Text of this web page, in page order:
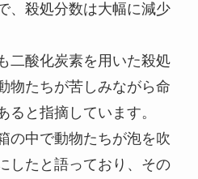
、殺処分数は大幅に減少
二酸化炭素を用いた殺処
物たちが苦しみながら命
ると指摘しています。
の中で動物たちが泡を吹
したと語っており、その